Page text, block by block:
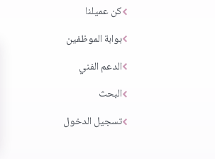
كن عميلنا
بوابة الموظفين
الدعم الفني
البحث
تسجيل الدخول